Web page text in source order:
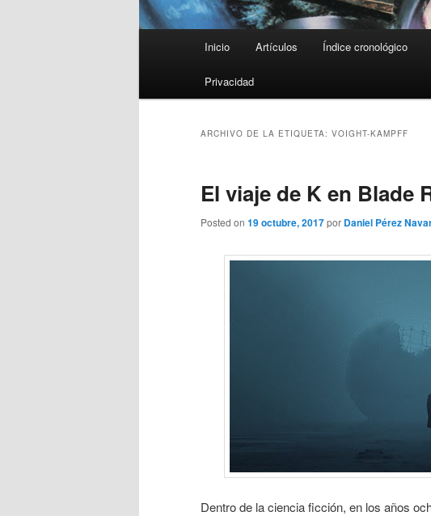
Inicio Artículos Índice cronológico
Privacidad
ARCHIVO DE LA ETIQUETA: VOIGHT-KAMPFF
El viaje de K en Blade
Posted on 19 octubre, 2017por Daniel Pérez
Dentro de la ciencia ficción, en los años